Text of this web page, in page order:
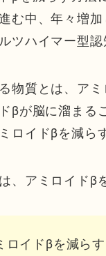
む中、年々増
ツハイマー型
物質とは、ア
βが脳に溜まる
ロイドβを減ら
、アミロイドβ
ロイドβを減ら